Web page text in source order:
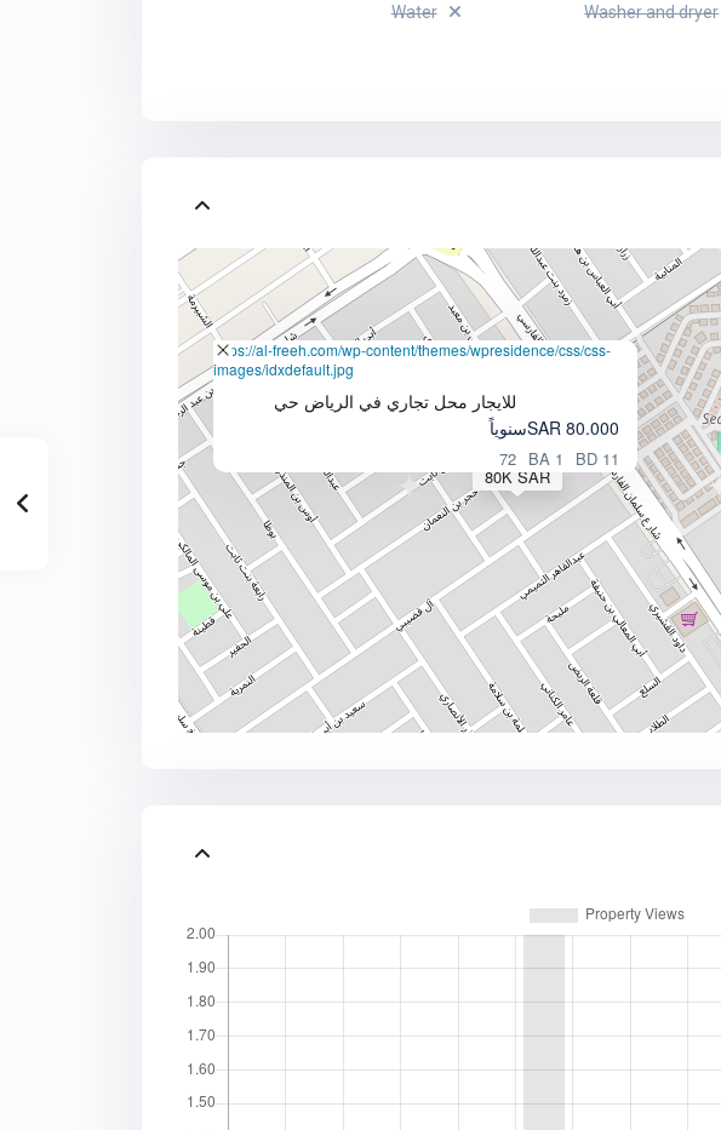
Washer and dryer
Water
80K SAR
https://al-freeh.com/wp-content/themes/wpresidence/css/css-
images/idxdefault.jpg
للايجار محل تجاري في الرياض حي
80.000 SAR
سنوياً
11 BD
1 BA
72